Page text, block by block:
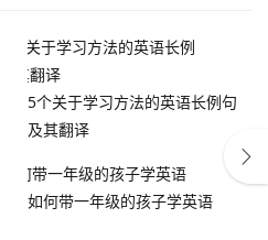
5个关于学习方法的英语长例句
及其翻译
如何带一年级的孩子学英语